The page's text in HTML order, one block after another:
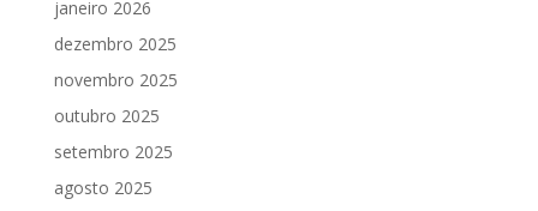
janeiro 2026
dezembro 2025
novembro 2025
outubro 2025
setembro 2025
agosto 2025